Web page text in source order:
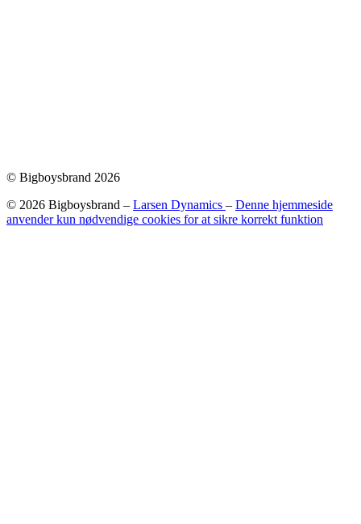
© Bigboysbrand 2026
© 2026 Bigboysbrand – Larsen Dynamics – Denne hjemmeside
anvender kun nødvendige cookies for at sikre korrekt funktion